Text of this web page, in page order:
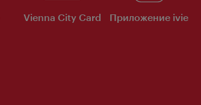
Vienna City Card Приложение ivie